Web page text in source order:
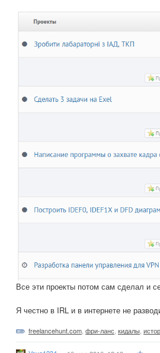
Все эти проекты потом сам сделал и
Я честно в IRL и в интернете не
freelancehunt.com фри-ланс кидалы